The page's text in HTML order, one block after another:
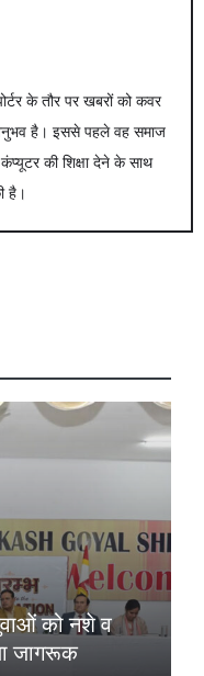
के तौर पर खबरों को कवर
अनुभव है। इससे पहले वह समाज
की शिक्षा देने के साथ
है।
को नशे व
जागरूक